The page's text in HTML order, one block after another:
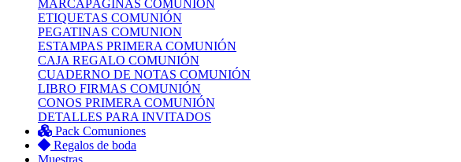
MARCAPÁGINAS COMUNION
ETIQUETAS COMUNIÓN
PEGATINAS COMUNION
ESTAMPAS PRIMERA COMUNIÓN
CAJA REGALO COMUNIÓN
CUADERNO DE NOTAS COMUNIÓN
LIBRO FIRMAS COMUNIÓN
CONOS PRIMERA COMUNIÓN
DETALLES PARA INVITADOS
Pack Comuniones
Regalos de boda
Muestras